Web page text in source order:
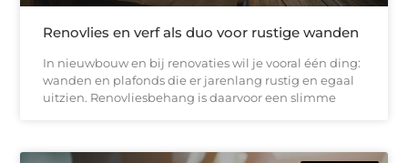
Renovlies en verf als duo voor rustige wanden
In nieuwbouw en bij renovaties wil je vooral één ding:
wanden en plafonds die er jarenlang rustig en egaal
uitzien. Renovliesbehang is daarvoor een slimme